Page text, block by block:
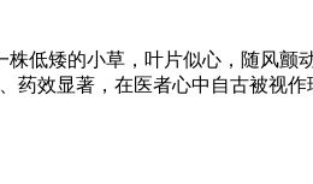
低矮的小草，叶片似心，随风颤
效显著，在医者心中自古被视作